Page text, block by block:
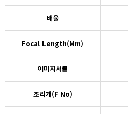
배율
Focal Length(mm)
이미지서클
조리개(F No)